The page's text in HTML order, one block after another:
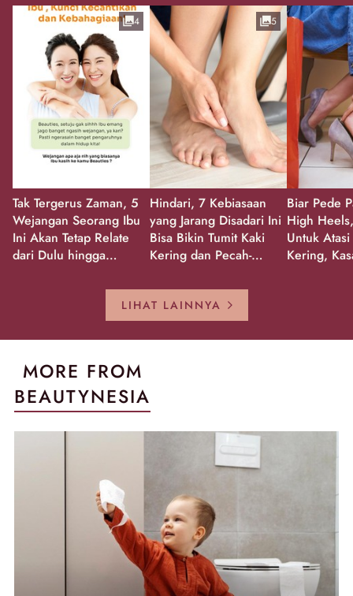
Tak Tergerus Zaman, 5
Wejangan Seorang Ibu
Ini Akan Tetap Relate
dari Dulu hingga
4
Hindari, 7 Kebiasaan
yang Jarang Disadari Ini
Bisa Bikin Tumit Kaki
Kering dan Pecah-
5
Biar Pede
High
Untuk
Kering,
LIHAT LAINNYA
MORE FROM
BEAUTYNESIA